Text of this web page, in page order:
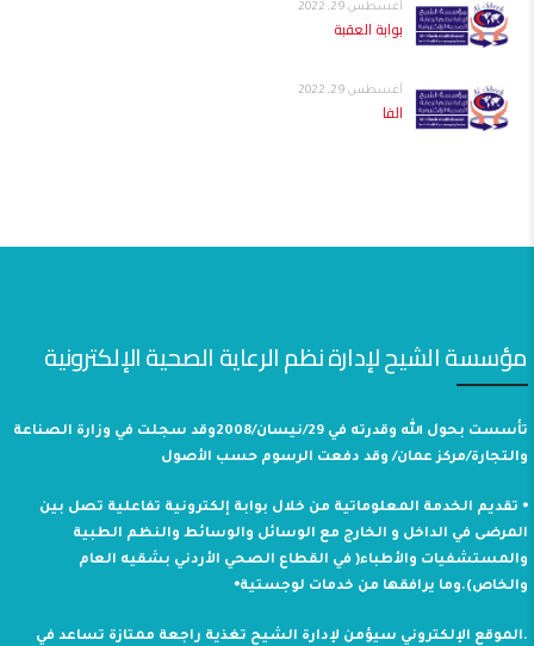
أغسطس 29, 2022
بوابة العقبة
أغسطس 29, 2022
الفا
مؤسسة الشيح لإدارة نظم الرعاية الصحية الإلكترونية
تأسست بحول الله وقدرته في 29/نيسان/2008وقد سجلت في وزارة الصناعة
والتجارة/مركز عمان/ وقد دفعت الرسوم حسب الأصول
⦁ تقديم الخدمة المعلوماتية من خلال بوابة إلكترونية تفاعلية تصل بين
المرضى في الداخل و الخارج مع الوسائل والوسائط والنظم الطبية
والمستشفيات والأطباء( في القطاع الصحي الأردني بشقيه العام
والخاص).وما يرافقها من خدمات لوجستية⦁
.الموقع الإلكتروني سيؤمن لإدارة الشيح تغذية راجعة ممتازة تساعد في